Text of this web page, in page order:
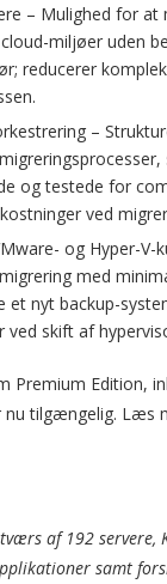
– Mulighed for at
miljøer uden
reducerer
–
og testede for
ved
og Hyper-V-
med
nyt backup-
ved skift af
Premium Edition,
nu tilgængelig. Læs
af 192 servere,
samt